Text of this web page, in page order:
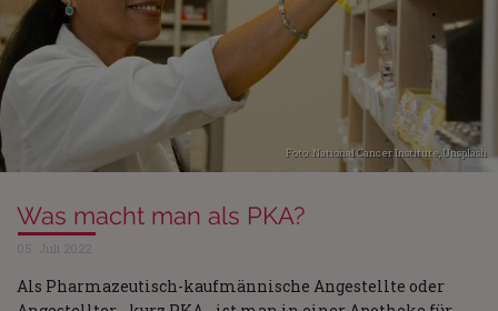
Foto:National Cancer Institute,Unsplash
Was macht man als PKA?
05. Juli 2022
Als Pharmazeutisch-kaufmännische Angestellte oder